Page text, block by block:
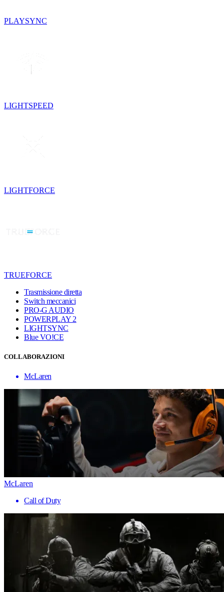
PLAYSYNC
LIGHTSPEED
LIGHTFORCE
TRUEFORCE
Trasmissione diretta
Switch meccanici
PRO-G AUDIO
POWERPLAY 2
LIGHTSYNC
Blue VO!CE
COLLABORAZIONI
McLaren
McLaren
Call of Duty